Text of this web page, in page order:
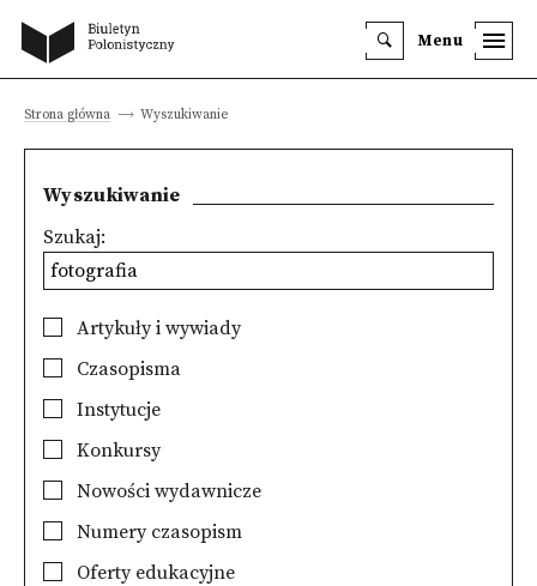
Menu
Strona główna Wyszukiwanie
Wyszukiwanie
Szukaj:
Artykuły i wywiady
Czasopisma
Instytucje
Konkursy
Nowości wydawnicze
Numery czasopism
Oferty edukacyjne